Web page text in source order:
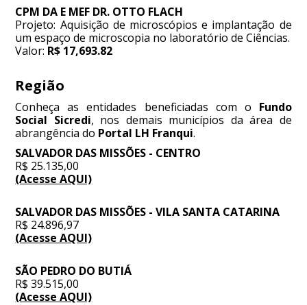
CPM DA E MEF DR. OTTO FLACH
Projeto: Aquisição de microscópios e implantação de
um espaço de microscopia no laboratório de Ciências.
Valor: R$ 17,693.82
Região
Conheça as entidades beneficiadas com o Fundo
Social Sicredi, nos demais municípios da área de
abrangência do Portal LH Franqui.
SALVADOR DAS MISSÕES - CENTRO
R$ 25.135,00
(Acesse AQUI)
SALVADOR DAS MISSÕES - VILA SANTA CATARINA
R$ 24.896,97
(Acesse AQUI)
SÃO PEDRO DO BUTIÁ
R$ 39.515,00
(Acesse AQUI)